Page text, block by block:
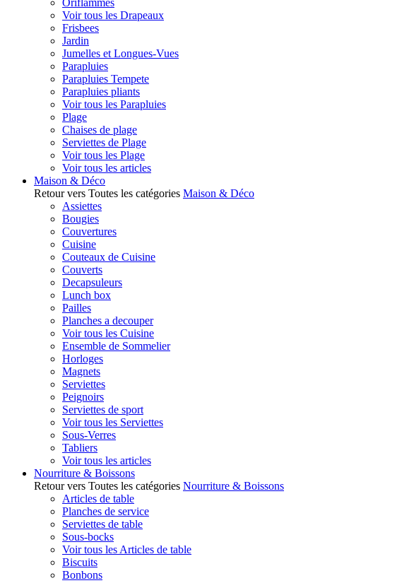
Oriflammes
Voir tous les Drapeaux
Frisbees
Jardin
Jumelles et Longues-Vues
Parapluies
Parapluies Tempete
Parapluies pliants
Voir tous les Parapluies
Plage
Chaises de plage
Serviettes de Plage
Voir tous les Plage
Voir tous les articles
Maison & Déco
Retour vers Toutes les catégories Maison & Déco
Assiettes
Bougies
Couvertures
Cuisine
Couteaux de Cuisine
Couverts
Decapsuleurs
Lunch box
Pailles
Planches a decouper
Voir tous les Cuisine
Ensemble de Sommelier
Horloges
Magnets
Serviettes
Peignoirs
Serviettes de sport
Voir tous les Serviettes
Sous-Verres
Tabliers
Voir tous les articles
Nourriture & Boissons
Retour vers Toutes les catégories Nourriture & Boissons
Articles de table
Planches de service
Serviettes de table
Sous-bocks
Voir tous les Articles de table
Biscuits
Bonbons